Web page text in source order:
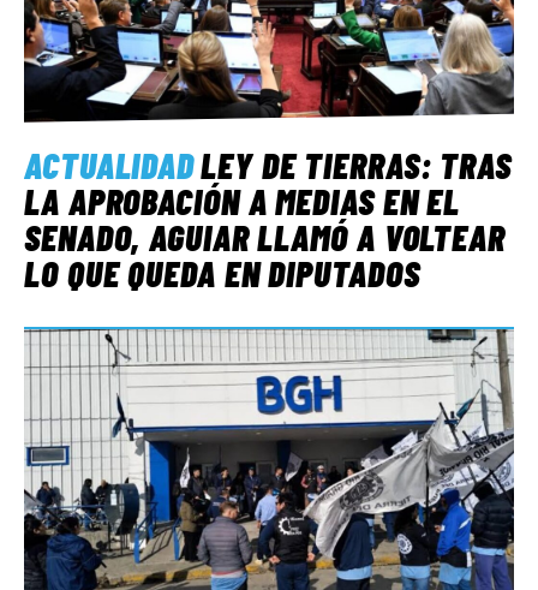
ACTUALIDADLEY DE TIERRAS: TRAS
LA APROBACIÓN A MEDIAS EN EL
SENADO, AGUIAR LLAMÓ A VOLTEAR
LO QUE QUEDA EN DIPUTADOS